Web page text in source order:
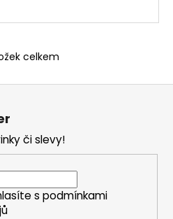
O
a
c
í
p
r
celkem
či slevy!
s podmínkami